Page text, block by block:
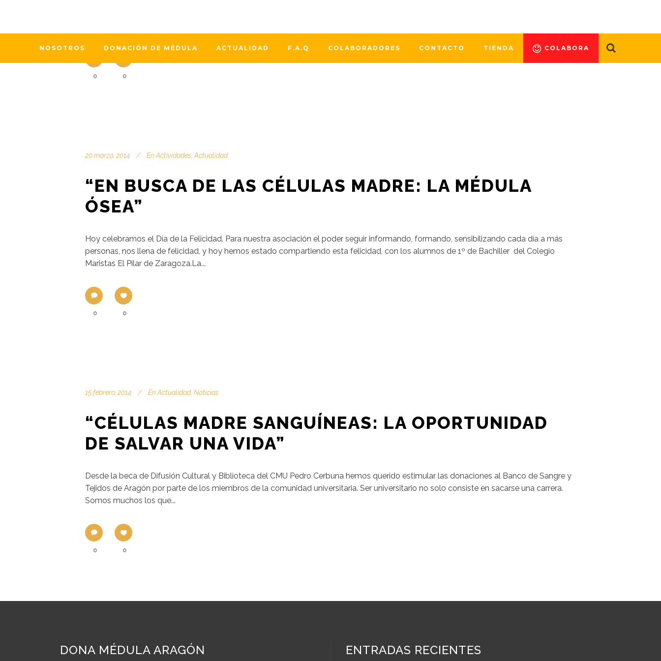
NOSOTROS DONACIÓN DE MÉDULA ACTUALIDAD F.A.Q COLABORADORES CONTACTO TIENDA COLABORA
0 0
20 marzo, 2014 En Actividades Actualidad
“EN BUSCA DE LAS CÉLULAS MADRE: LA MÉDULA
ÓSEA”
Hoy celebramos el Día de la Felicidad. Para nuestra asociación el poder seguir informando, formando, sensibilizando cada día a más
personas, nos llena de felicidad, y hoy hemos estado compartiendo esta felicidad, con los alumnos de 1º de Bachiller del Colegio
Maristas El Pilar de Zaragoza.La...
0 0
15 febrero, 2014 En Actualidad, Noticias
“CÉLULAS MADRE SANGUÍNEAS: LA OPORTUNIDAD
DE SALVAR UNA VIDA”
Desde la beca de Difusión Cultural y Biblioteca del CMU Pedro Cerbuna hemos querido estimular las donaciones al Banco de Sangre y
Tejidos de Aragón por parte de los miembros de la comunidad universitaria. Ser universitario no solo consiste en sacarse una carrera.
Somos muchos los que...
0 0
DONA MÉDULA ARAGÓN ENTRADAS RECIENTES